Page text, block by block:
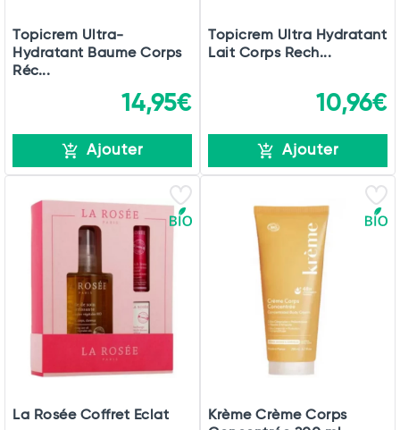
Topicrem Ultra-
Hydratant Baume Corps
Réc...
14,95€
Ajouter
Topicrem Ultra Hydratant
Lait Corps Rech...
10,96€
Ajouter
La Rosée Coffret Eclat
Krème Crème Corps